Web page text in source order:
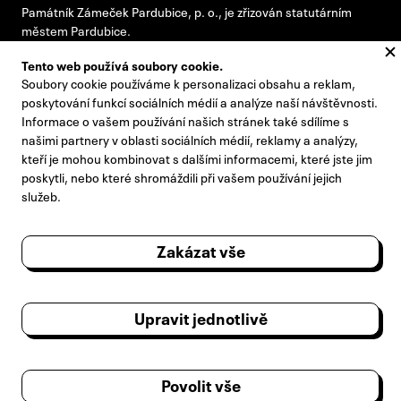
Památník Zámeček Pardubice, p. o., je zřizován statutárním
městem Pardubice.
#pamatnikzamecek
zamecek@zamecek-memorial.cz
+420 732 895 221
Kontakty
Pro novináře
Výroční zprávy
Poradní sbor ředitele
Tento web používá soubory cookie.
Soubory cookie používáme k personalizaci obsahu a reklam,
poskytování funkcí sociálních médií a analýze naší návštěvnosti.
Informace o vašem používání našich stránek také sdílíme s
našimi partnery v oblasti sociálních médií, reklamy a analýzy,
kteří je mohou kombinovat s dalšími informacemi, které jste jim
poskytli, nebo které shromáždili při vašem používání jejich
služeb.
Zakázat vše
Upravit jednotlivě
Povolit vše